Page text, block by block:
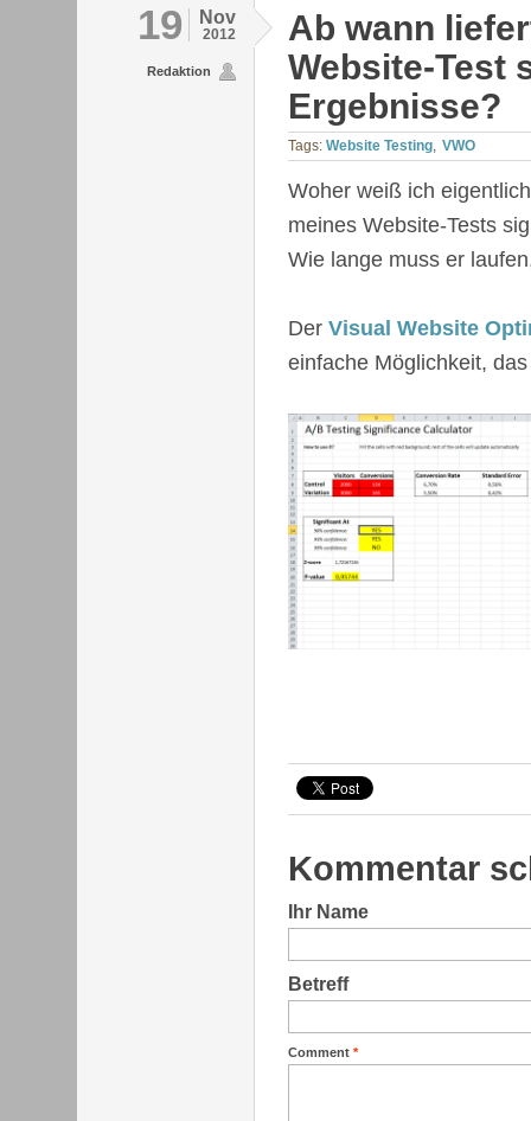
19 Nov
2012
Redaktion
Ab wann
Website-Test
Ergebnisse?
Tags: Website Testing VWO
Woher weiß ich
meines Website-Tests
Wie lange muss er
Der Visual Website
einfache Möglichkeit,
Kommentar
Ihr Name
Betreff
Comment *